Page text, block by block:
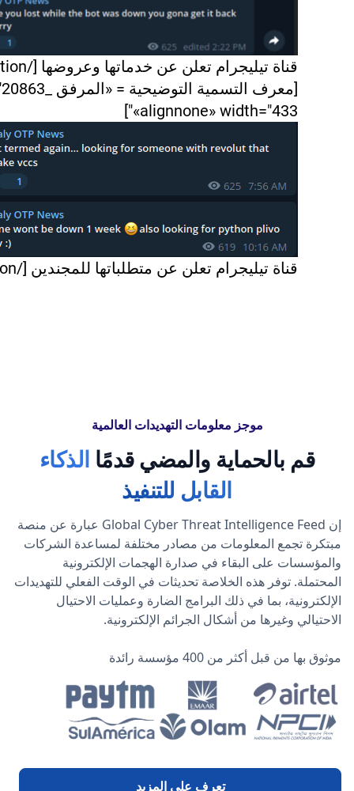
«alignnone» width="433"]
قناة تيليجرام تعلن عن متطلباتها للمجندين [/caption]
موجز معلومات التهديدات العالمية
قم بالحماية والمضي قدمًا الذكاء
القابل للتنفيذ
إن Global Cyber Threat Intelligence Feed عبارة عن منصة
مبتكرة تجمع المعلومات من مصادر مختلفة لمساعدة الشركات
والمؤسسات على البقاء في صدارة الهجمات الإلكترونية
المحتملة. توفر هذه الخلاصة تحديثات في الوقت الفعلي للتهديدات
الإلكترونية، بما في ذلك البرامج الضارة وعمليات الاحتيال
الاحتيالي وغيرها من أشكال الجرائم الإلكترونية.
موثوق بها من قبل أكثر من 400 مؤسسة رائدة
تعرف على المزيد